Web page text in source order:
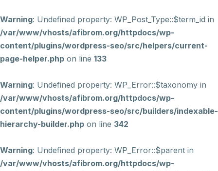
Warning: Undefined property: WP_Post_Type::$term_id in
/var/www/vhosts/afibrom.org/httpdocs/wp-
content/plugins/wordpress-seo/src/helpers/current-
page-helper.php on line 133
Warning: Undefined property: WP_Error::$taxonomy in
/var/www/vhosts/afibrom.org/httpdocs/wp-
content/plugins/wordpress-seo/src/builders/indexable-
hierarchy-builder.php on line 342
Warning: Undefined property: WP_Error::$parent in
/var/www/vhosts/afibrom.org/httpdocs/wp-